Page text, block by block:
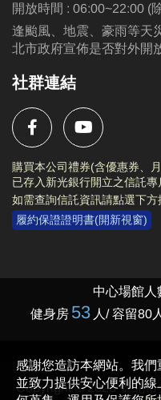
開放時間 : 06:00~22:00 (
逢颱風、地震、豪雨等天
北市政府宣佈是否對外開
社群連結
購買本公司禮券(含優惠券、
已存入新光銀行開立之信託專
如需查詢信託資訊請點選下方
履約保證證明書(開新視窗)
Copyright © 2023 臺北市